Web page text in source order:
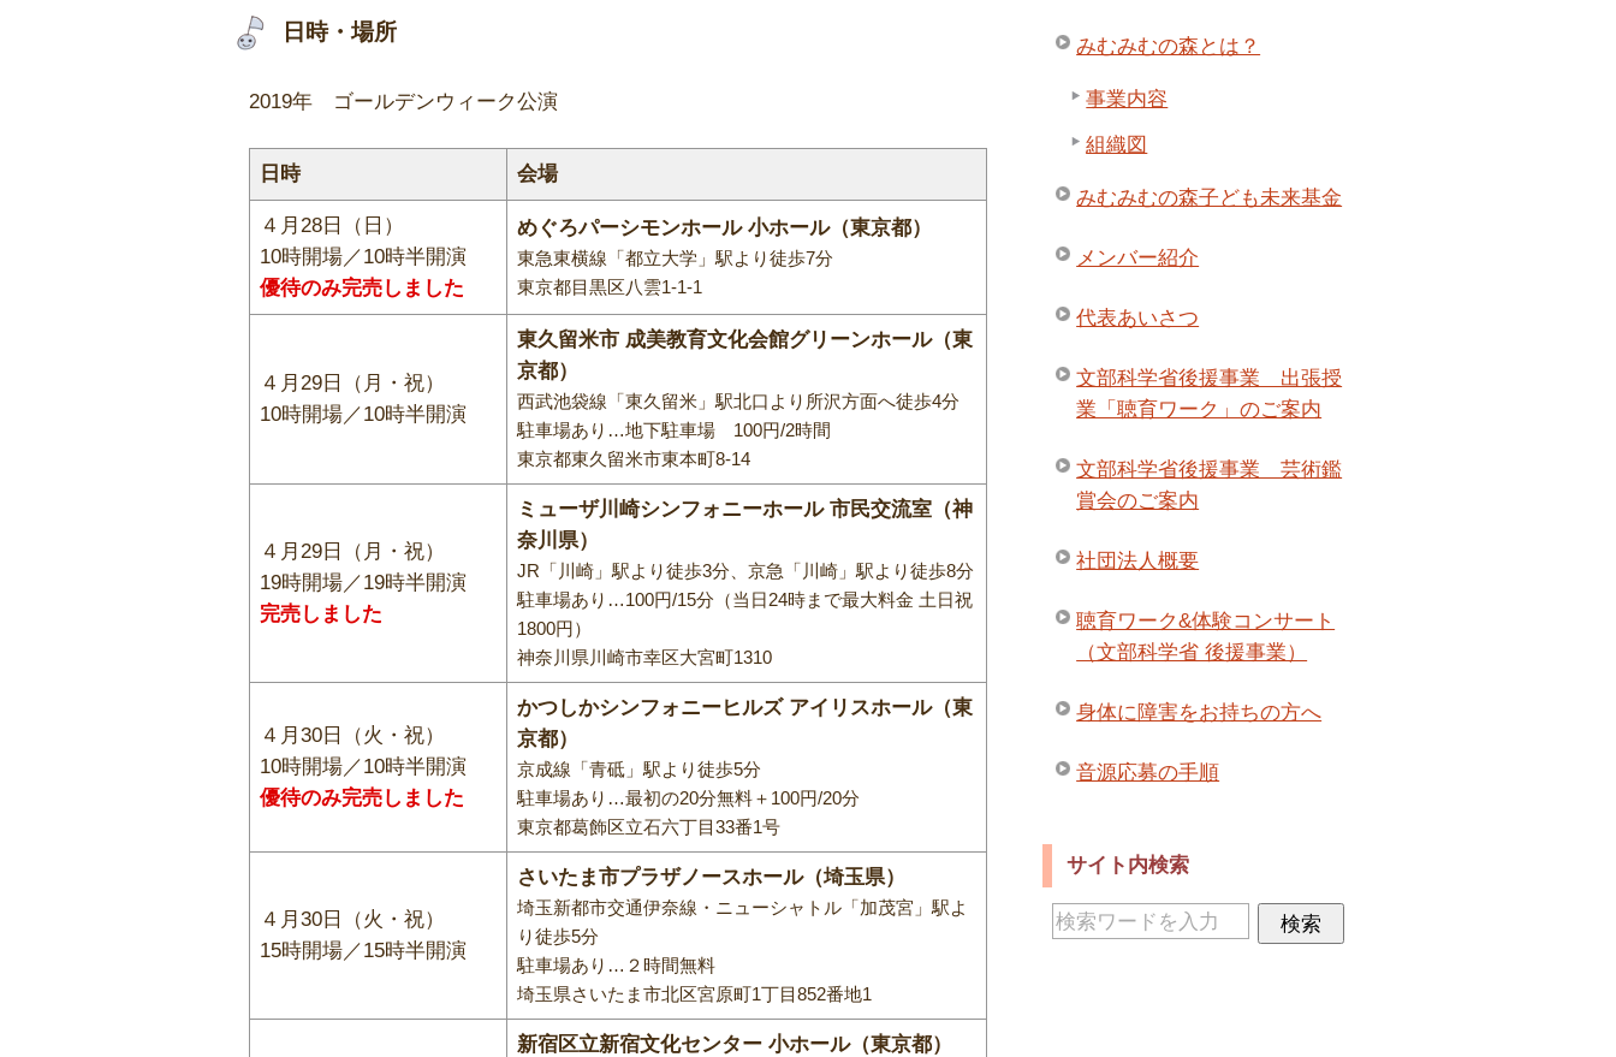
日時・場所
2019年 ゴールデンウィーク公演
日時 会場
４月28日（日）
10時開場／10時半開演
優待のみ完売しました
めぐろパーシモンホール 小ホール（東京都）
東急東横線「都立大学」駅より徒歩7分
東京都目黒区八雲1-1-1
４月29日（月・祝）
10時開場／10時半開演
東久留米市 成美教育文化会館グリーンホール（東
京都）
西武池袋線「東久留米」駅北口より所沢方面へ徒歩4分
駐車場あり…地下駐車場 100円/2時間
東京都東久留米市東本町8-14
４月29日（月・祝）
19時開場／19時半開演
完売しました
ミューザ川崎シンフォニーホール 市民交流室（神
奈川県）
JR「川崎」駅より徒歩3分、京急「川崎」駅より徒歩8分
駐車場あり…100円/15分（当日24時まで最大料金 土日祝
1800円）
神奈川県川崎市幸区大宮町1310
４月30日（火・祝）
10時開場／10時半開演
優待のみ完売しました
かつしかシンフォニーヒルズ アイリスホール（東
京都）
京成線「青砥」駅より徒歩5分
駐車場あり…最初の20分無料＋100円/20分
東京都葛飾区立石六丁目33番1号
４月30日（火・祝）
15時開場／15時半開演
さいたま市プラザノースホール（埼玉県）
埼玉新都市交通伊奈線・ニューシャトル「加茂宮」駅よ
り徒歩5分
駐車場あり…２時間無料
埼玉県さいたま市北区宮原町1丁目852番地1
新宿区立新宿文化センター 小ホール（東京都）
みむみむの森とは？
事業内容
組織図
みむみむの森子ども未来基金
メンバー紹介
代表あいさつ
文部科学省後援事業 出張授
業「聴育ワーク」のご案内
文部科学省後援事業 芸術鑑
賞会のご案内
社団法人概要
聴育ワーク&体験コンサート
（文部科学省 後援事業）
身体に障害をお持ちの方へ
音源応募の手順
サイト内検索